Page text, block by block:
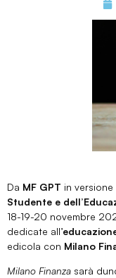
Da MF GPT in versione
Studente e
18-19-20 novembre
dedicate all’
edicola con Milano
Milano Finanza sarà